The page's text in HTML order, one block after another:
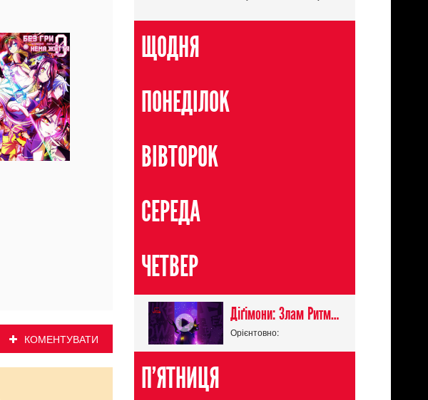
КОМЕНТУВАТИ
ЩОДНЯ
ПОНЕДІЛОК
ВІВТОРОК
СЕРЕДА
ЧЕТВЕР
Діґімони: Злам Ритму / Digimon Beatbreak
Орієнтовно:
П'ЯТНИЦЯ